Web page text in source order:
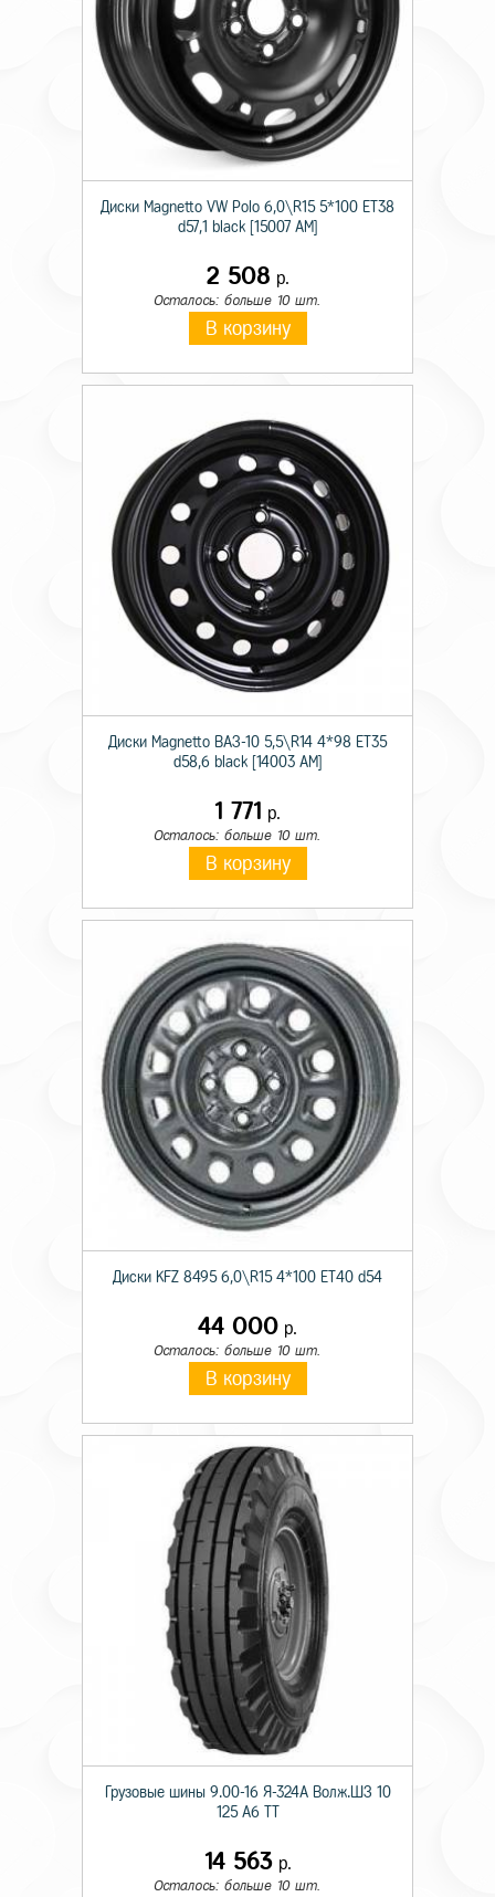
Диски Magnetto VW Polo 6,0\R15 5*100 ET38
d57,1 black [15007 AM]
2 508 р.
Осталось: больше 10 шт.
В корзину
Диски Magnetto ВАЗ-10 5,5\R14 4*98 ET35
d58,6 black [14003 AM]
1 771 р.
Осталось: больше 10 шт.
В корзину
Диски KFZ 8495 6,0\R15 4*100 ET40 d54
44 000 р.
Осталось: больше 10 шт.
В корзину
Грузовые шины 9.00-16 Я-324А Волж.ШЗ 10
125 A6 TT
14 563р.
Осталось: больше 10 шт.